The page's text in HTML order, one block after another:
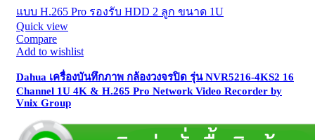
Quick view
Compare
Add to wishlist
Dahua เครื่องบันทึกภาพ กล้องวงจรปิด รุ่น NVR5216-4KS2 16
Channel 1U 4K & H.265 Pro Network Video Recorder by
Vnix Group